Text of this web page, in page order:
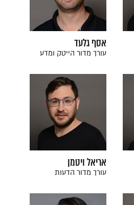
אסף גלעד
עורך מדור הייטק ומדע
אריאל ויטמן
עורך מדור הדעות